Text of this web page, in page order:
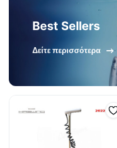
Best Sellers
Δείτε περισσότερα